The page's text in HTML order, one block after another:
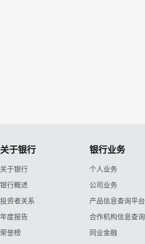
关于银行
关于银行
银行概述
投资者关系
年度报告
荣誉榜
银行业务
个人业务
公司业务
产品信息查询平台
合作机构信息查询
同业金融